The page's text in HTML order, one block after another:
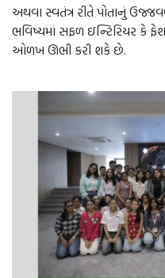
અથવા સ્વતંત્ર રીતે પોતાનું
ભવિષ્યમાં સફળ ઇન્ટિરિયર કે
ઓળખ ઊભી કરી શકે છે.